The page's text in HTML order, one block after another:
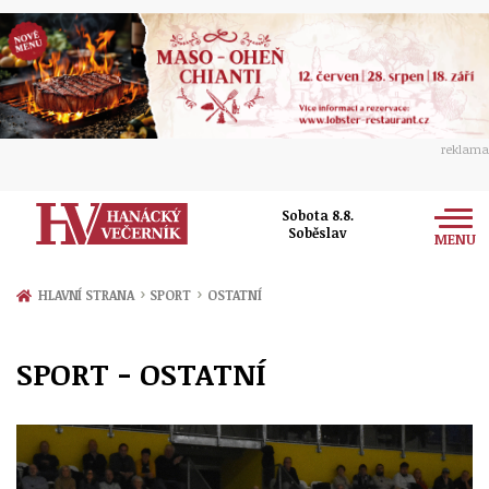
reklama
Sobota 8.8.
Soběslav
MENU
Zprávy
Přerov
Politika
Ekonomika
Kultura
Hudba
Společnost
Ženy
Sport
HLAVNÍ STRANA › SPORT › OSTATNÍ
SPORT - OSTATNÍ